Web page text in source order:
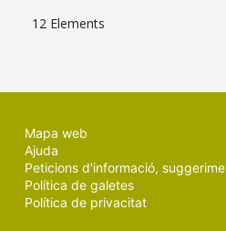
12 Elements
Mapa web
Ajuda
Peticions d'informació,
Política de galetes
Política de privacitat